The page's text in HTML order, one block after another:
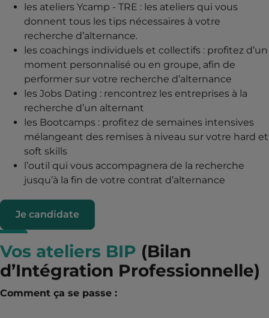
les ateliers Ycamp - TRE : les ateliers qui vous
donnent tous les tips nécessaires à votre
recherche d’alternance.
les coachings individuels et collectifs : profitez d’un
moment personnalisé ou en groupe, afin de
performer sur votre recherche d’alternance
les Jobs Dating : rencontrez les entreprises à la
recherche d’un alternant
les Bootcamps : profitez de semaines intensives
mélangeant des remises à niveau sur votre hard et
soft skills
l’outil qui vous accompagnera de la recherche
jusqu’à la fin de votre contrat d’alternance
Je candidate
Vos ateliers BIP (Bilan
d’Intégration Professionnelle)
Comment ça se passe :